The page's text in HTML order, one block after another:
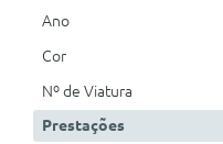
Ano
Cor
Nº de Viatura
Prestações